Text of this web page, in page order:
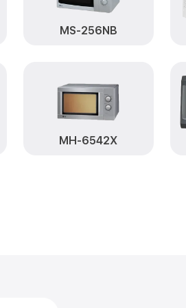
MS-256NB
MH-6542X